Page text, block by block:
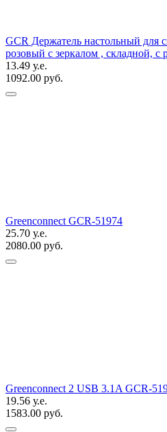
GCR Держатель настольный для
розовый с зеркалом , складной, с
13.49 у.е.
1092.00 руб.
Greenconnect GCR-51974
25.70 у.е.
2080.00 руб.
Greenconnect 2 USB 3.1A GCR-
19.56 у.е.
1583.00 руб.